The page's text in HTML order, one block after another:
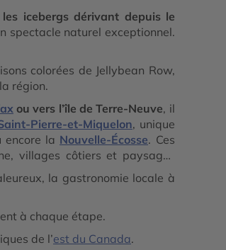
les icebergs dérivant depuis le
spectacle naturel exceptionnel.
colorées de Jellybean Row,
région.
ou vers l’île de Terre-Neuve, il
Pierre-et-Miquelon, unique
encore la Nouvelle-Écosse. Ces
villages côtiers et paysages
la gastronomie locale à
à chaque étape.
de l’est du Canada.